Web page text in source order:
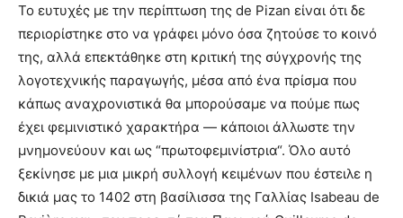
Το ευτυχές με την περίπτωση της de Pizan είναι ότι δε
περιορίστηκε στο να γράφει μόνο όσα ζητούσε το κοινό
της, αλλά επεκτάθηκε στη κριτική της σύγχρονής της
λογοτεχνικής παραγωγής, μέσα από ένα πρίσμα που
κάπως αναχρονιστικά θα μπορούσαμε να πούμε πως
έχει φεμινιστικό χαρακτήρα — κάποιοι άλλωστε την
μνημονεύουν και ως “πρωτοφεμινίστρια“. Όλο αυτό
ξεκίνησε με μια μικρή συλλογή κειμένων που έστειλε η
δικιά μας το 1402 στη βασίλισσα της Γαλλίας Isabeau de